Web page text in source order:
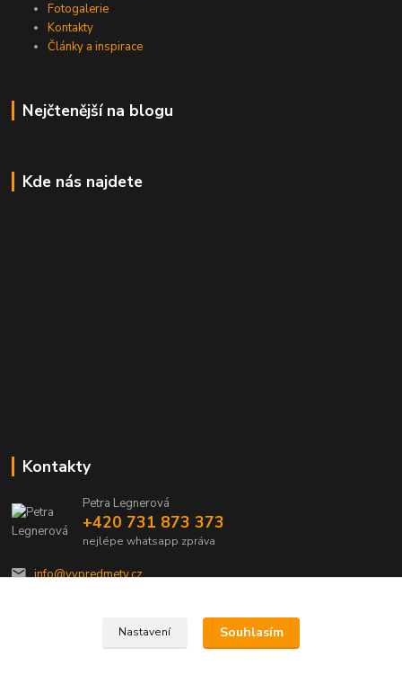
Fotogalerie
Kontakty
Články a inspirace
Nejčtenější na blogu
Kde nás najdete
Kontakty
Petra Legnerová
+420 731 873 373
nejlépe whatsapp zpráva
info@vvpredmety.cz
Nastavení Souhlasím